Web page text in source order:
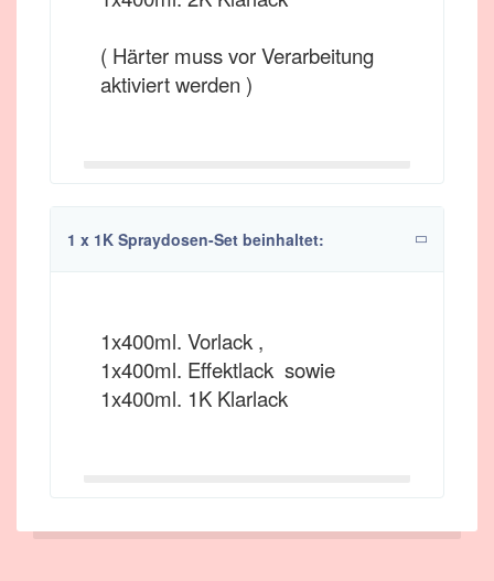
( Härter muss vor Verarbeitung
aktiviert werden )
1 x 1K Spraydosen-Set beinhaltet:
1x400ml. Vorlack ,
1x400ml. Effektlack sowie
1x400ml. 1K Klarlack